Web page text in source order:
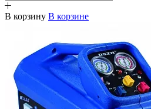
В корзину В корзине